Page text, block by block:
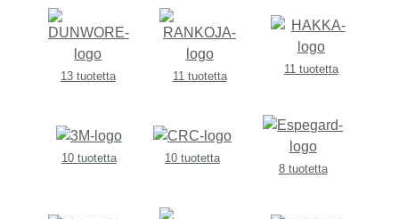
13 tuotetta 11 tuotetta
11 tuotetta
10 tuotetta
10 tuotetta
8 tuotetta